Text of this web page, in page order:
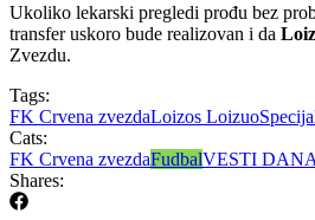
Ukoliko lekarski pregledi prođu bez
transfer uskoro bude realizovan i da
Zvezdu.
Tags:
FK Crvena zvezdaLoizos Loizuo
Cats:
FK Crvena zvezdaFudbalVESTI DANA
Shares: